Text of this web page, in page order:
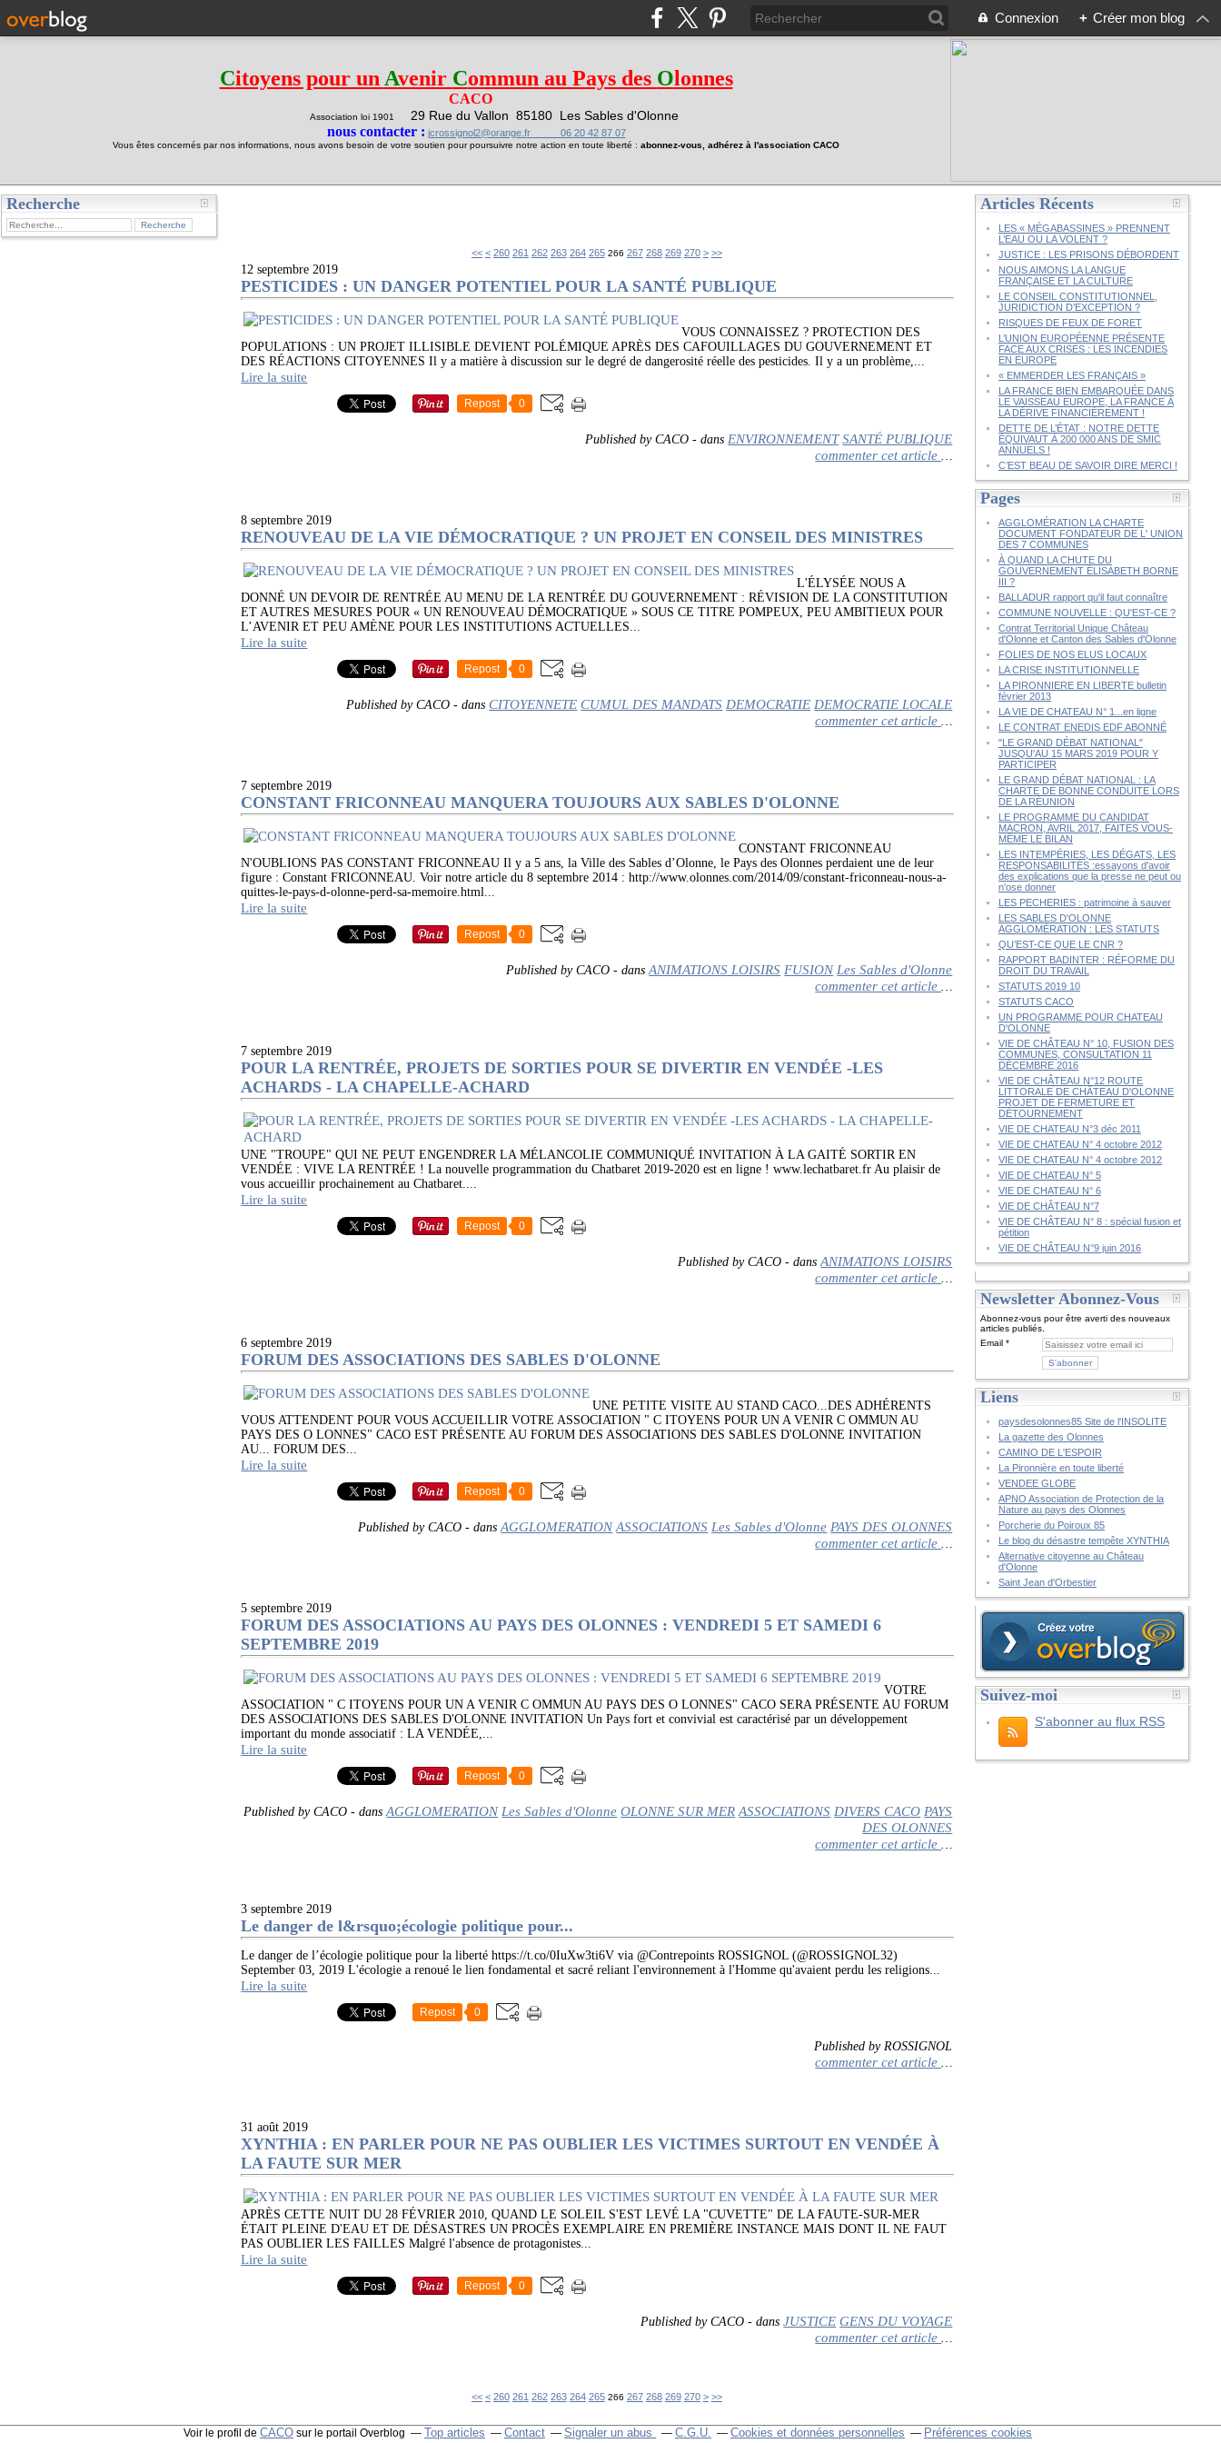
Connexion + Créer mon blog
Citoyens pour un Avenir Commun au Pays des Olonnes
CACO
Association loi 1901 29 Rue du Vallon 85180 Les Sables d'Olonne
nous contacter : jcrossignol2@orange.fr 06 20 42 87 07
Vous êtes concernés par nos informations, nous avons besoin de votre soutien pour poursuivre notre action en toute liberté : abonnez-vous, adhérez à l'association CACO
Recherche
<< < 200
210
220
230
240
250
260 261 262 263 264 265 266 267 268 269 270 280
290
300
400
500
600
700
> >>
12 septembre 2019
PESTICIDES : UN DANGER POTENTIEL POUR LA SANTÉ PUBLIQUE
VOUS CONNAISSEZ ? PROTECTION DES
POPULATIONS : UN PROJET ILLISIBLE DEVIENT POLÉMIQUE APRÈS DES CAFOUILLAGES DU GOUVERNEMENT ET
DES RÉACTIONS CITOYENNES Il y a matière à discussion sur le degré de dangerosité réelle des pesticides. Il y a un problème,...
Lire la suite
Repost 0
Published by CACO - dansENVIRONNEMENT SANTÉ PUBLIQUE
commenter cet article …
8 septembre 2019
RENOUVEAU DE LA VIE DÉMOCRATIQUE ? UN PROJET EN CONSEIL DES MINISTRES
L'ÉLYSÉE NOUS A
DONNÉ UN DEVOIR DE RENTRÉE AU MENU DE LA RENTRÉE DU GOUVERNEMENT : RÉVISION DE LA CONSTITUTION
ET AUTRES MESURES POUR « UN RENOUVEAU DÉMOCRATIQUE » SOUS CE TITRE POMPEUX, PEU AMBITIEUX POUR
L’AVENIR ET PEU AMÈNE POUR LES INSTITUTIONS ACTUELLES...
Lire la suite
Repost 0
Published by CACO - dans CITOYENNETE CUMUL DES MANDATS DEMOCRATIE DEMOCRATIE LOCALE
commenter cet article …
7 septembre 2019
CONSTANT FRICONNEAU MANQUERA TOUJOURS AUX SABLES D'OLONNE
CONSTANT FRICONNEAU
N'OUBLIONS PAS CONSTANT FRICONNEAU Il y a 5 ans, la Ville des Sables d’Olonne, le Pays des Olonnes perdaient une de leur
figure : Constant FRICONNEAU. Voir notre article du 8 septembre 2014 : http://www.olonnes.com/2014/09/constant-friconneau-nous-a-
quittes-le-pays-d-olonne-perd-sa-memoire.html...
Lire la suite
Repost 0
Published by CACO - dansANIMATIONS LOISIRS FUSION Les Sables d'Olonne
commenter cet article …
7 septembre 2019
POUR LA RENTRÉE, PROJETS DE SORTIES POUR SE DIVERTIR EN VENDÉE -LES
ACHARDS - LA CHAPELLE-ACHARD
UNE "TROUPE" QUI NE PEUT ENGENDRER LA MÉLANCOLIE COMMUNIQUÉ INVITATION À LA GAITÉ SORTIR EN
VENDÉE : VIVE LA RENTRÉE ! La nouvelle programmation du Chatbaret 2019-2020 est en ligne ! www.lechatbaret.fr Au plaisir de
vous accueillir prochainement au Chatbaret....
Lire la suite
Repost 0
Published by CACO - dansANIMATIONS LOISIRS
commenter cet article …
6 septembre 2019
FORUM DES ASSOCIATIONS DES SABLES D'OLONNE
UNE PETITE VISITE AU STAND CACO...DES ADHÉRENTS
VOUS ATTENDENT POUR VOUS ACCUEILLIR VOTRE ASSOCIATION " C ITOYENS POUR UN A VENIR C OMMUN AU
PAYS DES O LONNES" CACO EST PRÉSENTE AU FORUM DES ASSOCIATIONS DES SABLES D'OLONNE INVITATION
AU... FORUM DES...
Lire la suite
Repost 0
Published by CACO - dansAGGLOMERATION ASSOCIATIONS Les Sables d'Olonne PAYS DES OLONNES
commenter cet article …
5 septembre 2019
FORUM DES ASSOCIATIONS AU PAYS DES OLONNES : VENDREDI 5 ET SAMEDI 6
SEPTEMBRE 2019
VOTRE
ASSOCIATION " C ITOYENS POUR UN A VENIR C OMMUN AU PAYS DES O LONNES" CACO SERA PRÉSENTE AU FORUM
DES ASSOCIATIONS DES SABLES D'OLONNE INVITATION Un Pays fort et convivial est caractérisé par un développement
important du monde associatif : LA VENDÉE,...
Lire la suite
Repost 0
Published by CACO - dansAGGLOMERATION Les Sables d'Olonne OLONNE SUR MER ASSOCIATIONS DIVERS CACO PAYS
DES OLONNES
commenter cet article …
3 septembre 2019
Le danger de l&rsquo;écologie politique pour...
Le danger de l’écologie politique pour la liberté https://t.co/0IuXw3ti6V via @Contrepoints ROSSIGNOL (@ROSSIGNOL32)
September 03, 2019 L'écologie a renoué le lien fondamental et sacré reliant l'environnement à l'Homme qu'avaient perdu les religions...
Lire la suite
Repost 0
Published by ROSSIGNOL
commenter cet article …
31 août 2019
XYNTHIA : EN PARLER POUR NE PAS OUBLIER LES VICTIMES SURTOUT EN VENDÉE À
LA FAUTE SUR MER
APRÈS CETTE NUIT DU 28 FÉVRIER 2010, QUAND LE SOLEIL S'EST LEVÉ LA "CUVETTE" DE LA FAUTE-SUR-MER
ÉTAIT PLEINE D'EAU ET DE DÉSASTRES UN PROCÈS EXEMPLAIRE EN PREMIÈRE INSTANCE MAIS DONT IL NE FAUT
PAS OUBLIER LES FAILLES Malgré l'absence de protagonistes...
Lire la suite
Repost 0
Published by CACO - dansJUSTICE GENS DU VOYAGE
commenter cet article …
<< < 200
210
220
230
240
250
260 261 262 263 264 265 266 267 268 269 270 280
290
300
400
500
600
700
> >>
Articles Récents
LES « MÉGABASSINES » PRENNENT
L’EAU OU LA VOLENT ?
JUSTICE : LES PRISONS DÉBORDENT
NOUS AIMONS LA LANGUE
FRANÇAISE ET LA CULTURE
LE CONSEIL CONSTITUTIONNEL,
JURIDICTION D’EXCEPTION ?
RISQUES DE FEUX DE FORET
L’UNION EUROPÉENNE PRÉSENTE
FACE AUX CRISES : LES INCENDIES
EN EUROPE
« EMMERDER LES FRANÇAIS »
LA FRANCE BIEN EMBARQUÉE DANS
LE VAISSEAU EUROPE, LA FRANCE À
LA DÉRIVE FINANCIÈREMENT !
DETTE DE L’ÉTAT : NOTRE DETTE
ÉQUIVAUT À 200 000 ANS DE SMIC
ANNUELS !
C’EST BEAU DE SAVOIR DIRE MERCI !
Pages
AGGLOMÉRATION LA CHARTE
DOCUMENT FONDATEUR DE L' UNION
DES 7 COMMUNES
À QUAND LA CHUTE DU
GOUVERNEMENT ÉLISABETH BORNE
III ?
BALLADUR rapport qu'il faut connaître
COMMUNE NOUVELLE : QU'EST-CE ?
Contrat Territorial Unique Château
d'Olonne et Canton des Sables d'Olonne
FOLIES DE NOS ELUS LOCAUX
LA CRISE INSTITUTIONNELLE
LA PIRONNIERE EN LIBERTE bulletin
février 2013
LA VIE DE CHATEAU N° 1...en ligne
LE CONTRAT ENEDIS EDF ABONNÉ
"LE GRAND DÉBAT NATIONAL"
JUSQU'AU 15 MARS 2019 POUR Y
PARTICIPER
LE GRAND DÉBAT NATIONAL : LA
CHARTE DE BONNE CONDUITE LORS
DE LA RÉUNION
LE PROGRAMME DU CANDIDAT
MACRON, AVRIL 2017, FAITES VOUS-
MÊME LE BILAN
LES INTEMPÉRIES, LES DÉGATS, LES
RESPONSABILITÉS :essayons d'avoir
des explications que la presse ne peut ou
n'ose donner
LES PECHERIES : patrimoine à sauver
LES SABLES D'OLONNE
AGGLOMÉRATION : LES STATUTS
QU’EST-CE QUE LE CNR ?
RAPPORT BADINTER : RÉFORME DU
DROIT DU TRAVAIL
STATUTS 2019 10
STATUTS CACO
UN PROGRAMME POUR CHATEAU
D'OLONNE
VIE DE CHÂTEAU N° 10, FUSION DES
COMMUNES, CONSULTATION 11
DÉCEMBRE 2016
VIE DE CHÂTEAU N°12 ROUTE
LITTORALE DE CHÂTEAU D'OLONNE
PROJET DE FERMETURE ET
DÉTOURNEMENT
VIE DE CHATEAU N°3 déc 2011
VIE DE CHATEAU N° 4 octobre 2012
VIE DE CHATEAU N° 4 octobre 2012
VIE DE CHATEAU N° 5
VIE DE CHATEAU N° 6
VIE DE CHÂTEAU N°7
VIE DE CHÂTEAU N° 8 : spécial fusion et
pétition
VIE DE CHÂTEAU N°9 juin 2016
Newsletter Abonnez-Vous
Abonnez-vous pour être averti des nouveaux
articles publiés.
Email
Liens
paysdesolonnes85 Site de l'INSOLITE
La gazette des Olonnes
CAMINO DE L'ESPOIR
La Pironnière en toute liberté
VENDEE GLOBE
APNO Association de Protection de la
Nature au pays des Olonnes
Porcherie du Poiroux 85
Le blog du désastre tempête XYNTHIA
Alternative citoyenne au Château
d'Olonne
Saint Jean d'Orbestier
Suivez-moi
S'abonner au flux RSS
Voir le profil de CACO sur le portail Overblog Top articles Contact Signaler un abus C.G.U. Cookies et données personnelles Préférences cookies